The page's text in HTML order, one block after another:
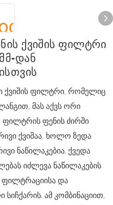
Ქვიშის Ფილტრი
Დან
ქვიშის ფილტრი, რომელიც
მას აქვს ორი
ფილტრის ფენის ძირში
ქვიშაა, ხოლო ზედა
ნაწილაკებია. ქვედა
იძლევა ნაწილაკების
და
ამ კომბინაციით,